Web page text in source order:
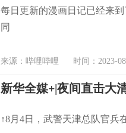
每日更新的漫画日记已经来
同
来源：哔哩哔哩 时间：2023-
新华全媒+|夜间直击大
↑8月4日，武警天津总队官兵